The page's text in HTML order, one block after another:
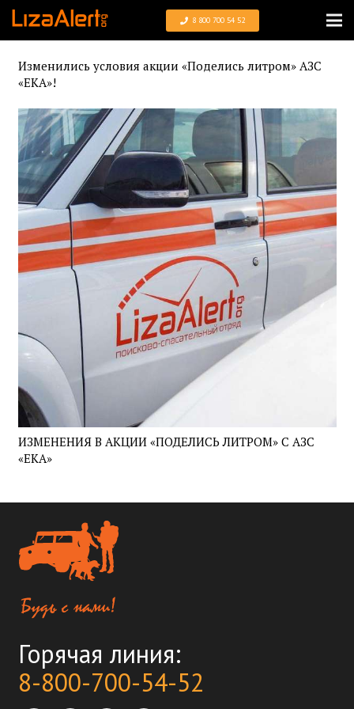
8 800 700 54 52
Изменились условия акции «Поделись литром» АЗС
«ЕКА»!
ИЗМЕНЕНИЯ В АКЦИИ «ПОДЕЛИСЬ ЛИТРОМ» С АЗС
«ЕКА»
Горячая линия:
8-800-700-54-52